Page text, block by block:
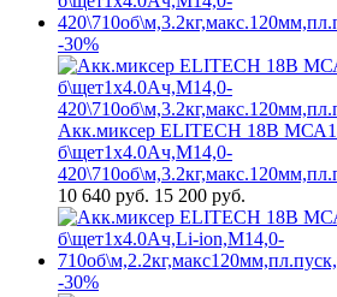
-30%
Акк.миксер ELITECH 18В
б\щет1х4.0Ач,М14,0-
10 640 руб. 15 200 руб.
-30%